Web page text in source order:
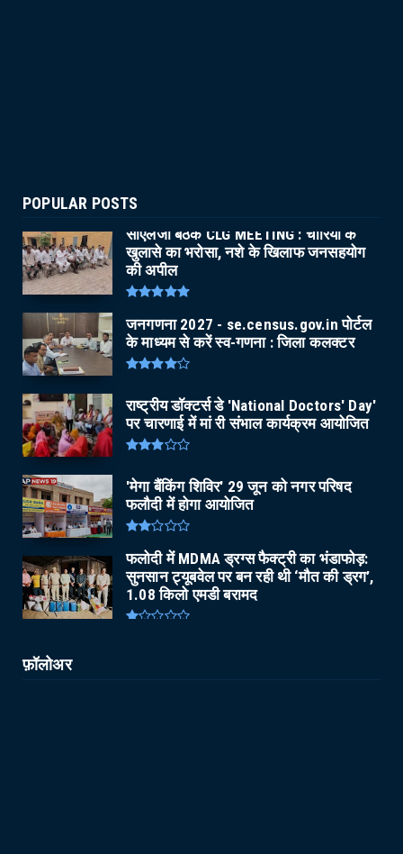
POPULAR POSTS
सीएलजी बैठक CLG MEETING : चोरियों के
खुलासे का भरोसा, नशे के खिलाफ जनसहयोग
की अपील
जनगणना 2027 - se.census.gov.in पोर्टल
के माध्यम से करें स्व-गणना : जिला कलक्टर
राष्ट्रीय डॉक्टर्स डे 'National Doctors' Day'
पर चारणाई में मां री संभाल कार्यक्रम आयोजित
'मेगा बैंकिंग शिविर' 29 जून को नगर परिषद
फलौदी में होगा आयोजित
फलोदी में MDMA ड्रग्स फैक्ट्री का भंडाफोड़:
सुनसान ट्यूबवेल पर बन रही थी ‘मौत की ड्रग’,
1.08 किलो एमडी बरामद
फ़ॉलोअर